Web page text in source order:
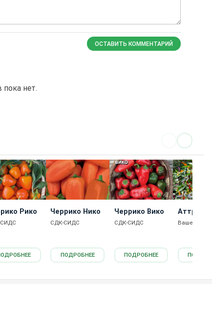
ОСТАВИТЬ КОММЕНТАРИЙ
нет.
Рико Черрико Нико
СДК-СИДС
ПОДРОБНЕЕ
Черрико Вико
СДК-СИДС
ПОДРОБНЕЕ
Ваше